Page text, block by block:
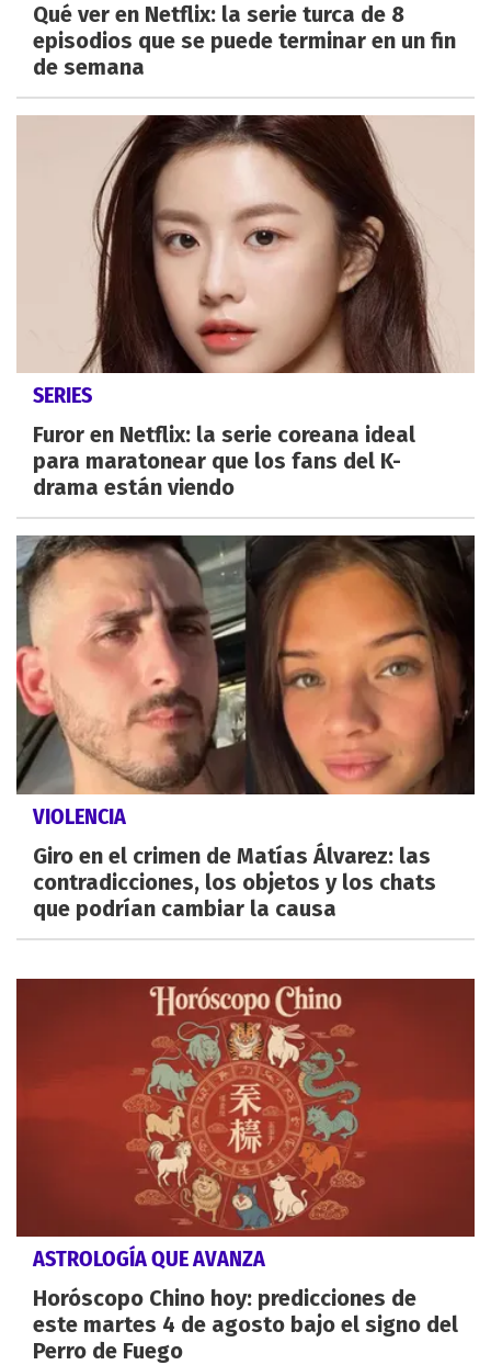
Qué ver en Netflix: la serie turca de 8
episodios que se puede terminar en un fin
de semana
SERIES
Furor en Netflix: la serie coreana ideal
para maratonear que los fans del K-
drama están viendo
VIOLENCIA
Giro en el crimen de Matías Álvarez: las
contradicciones, los objetos y los chats
que podrían cambiar la causa
ASTROLOGÍA QUE AVANZA
Horóscopo Chino hoy: predicciones de
este martes 4 de agosto bajo el signo del
Perro de Fuego